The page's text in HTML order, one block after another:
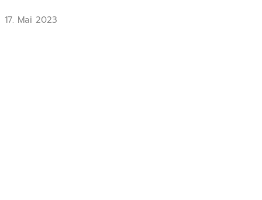
17. Mai 2023